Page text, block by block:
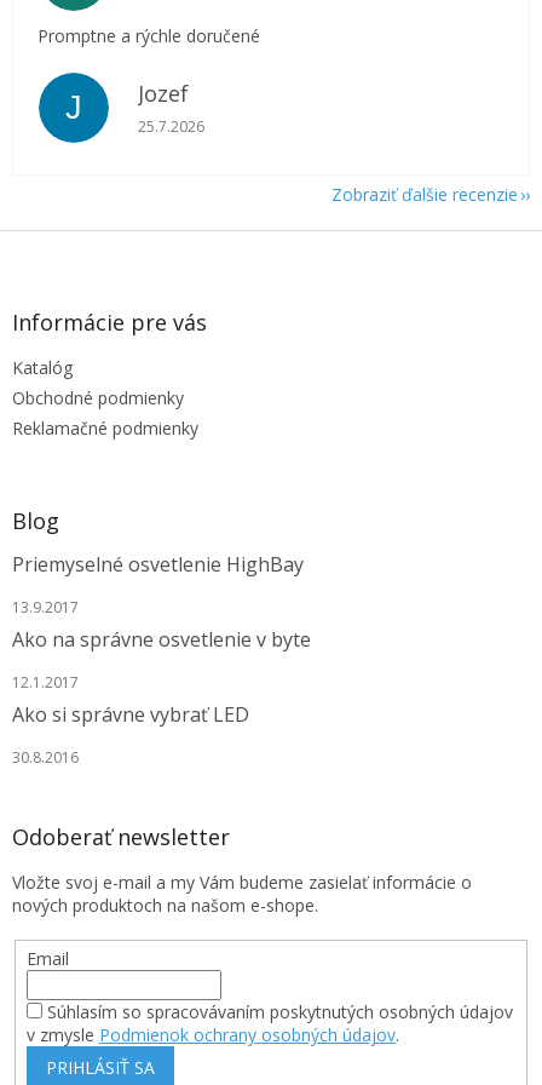
Promptne a rýchle doručené
J Jozef
Hodnotenie obchodu je 5 z 5 hviezdičiek.
25.7.2026
Zobraziť ďalšie recenzie
Z
Informácie pre vás
Katalóg
Obchodné podmienky
Reklamačné podmienky
Blog
Priemyselné osvetlenie HighBay
13.9.2017
Ako na správne osvetlenie v byte
12.1.2017
Ako si správne vybrať LED
30.8.2016
Odoberať newsletter
Vložte svoj e-mail a my Vám budeme zasielať informácie o
nových produktoch na našom e-shope.
Email
Súhlasím so spracovávaním poskytnutých osobných údajov
v zmysle Podmienok ochrany osobných údajov.
PRIHLÁSIŤ SA